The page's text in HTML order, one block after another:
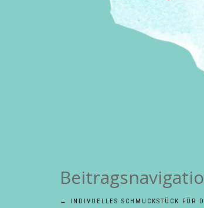
← INDIVUELLES SCHMUCKSTÜCK FÜR